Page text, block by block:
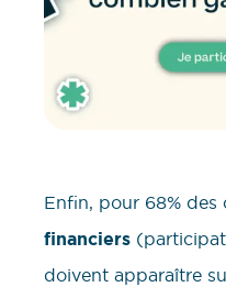
Enfin, pour 68% des
financiers
doivent apparaître